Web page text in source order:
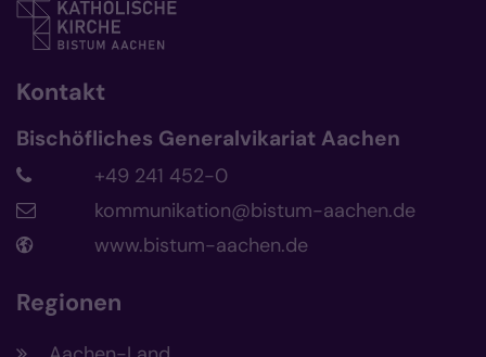
Kontakt
Bischöfliches Generalvikariat Aachen
+49 241 452-0
kommunikation@bistum-aachen.de
www.bistum-aachen.de
Regionen